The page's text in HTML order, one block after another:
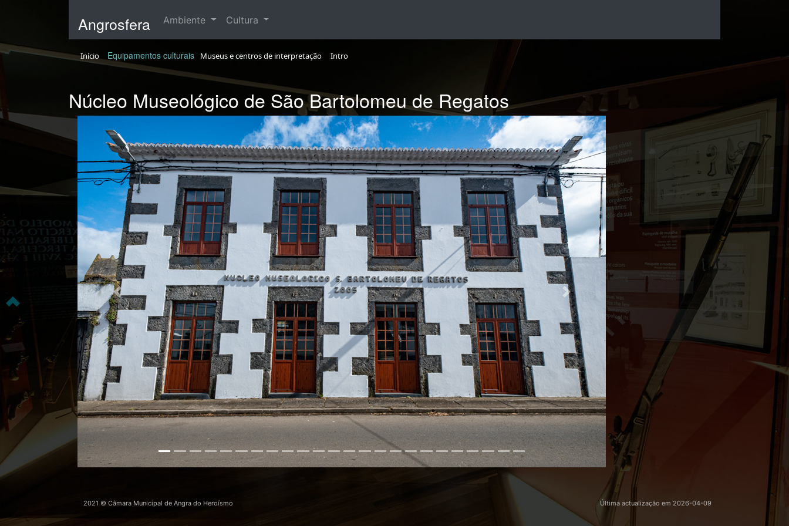
Angrosfera Ambiente Cultura
Início Equipamentos culturais Museus e centros de interpretação Intro
Núcleo Museológico de São Bartolomeu de Regatos
Previous Next
2021 © Câmara Municipal de Angra do Heroísmo Última actualização em 2026-04-09